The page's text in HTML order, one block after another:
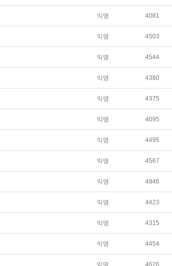
익명 4081
익명 4503
익명 4544
익명 4380
익명 4375
익명 4095
익명 4495
익명 4567
익명 4946
익명 4423
익명 4315
익명 4454
익명 4626